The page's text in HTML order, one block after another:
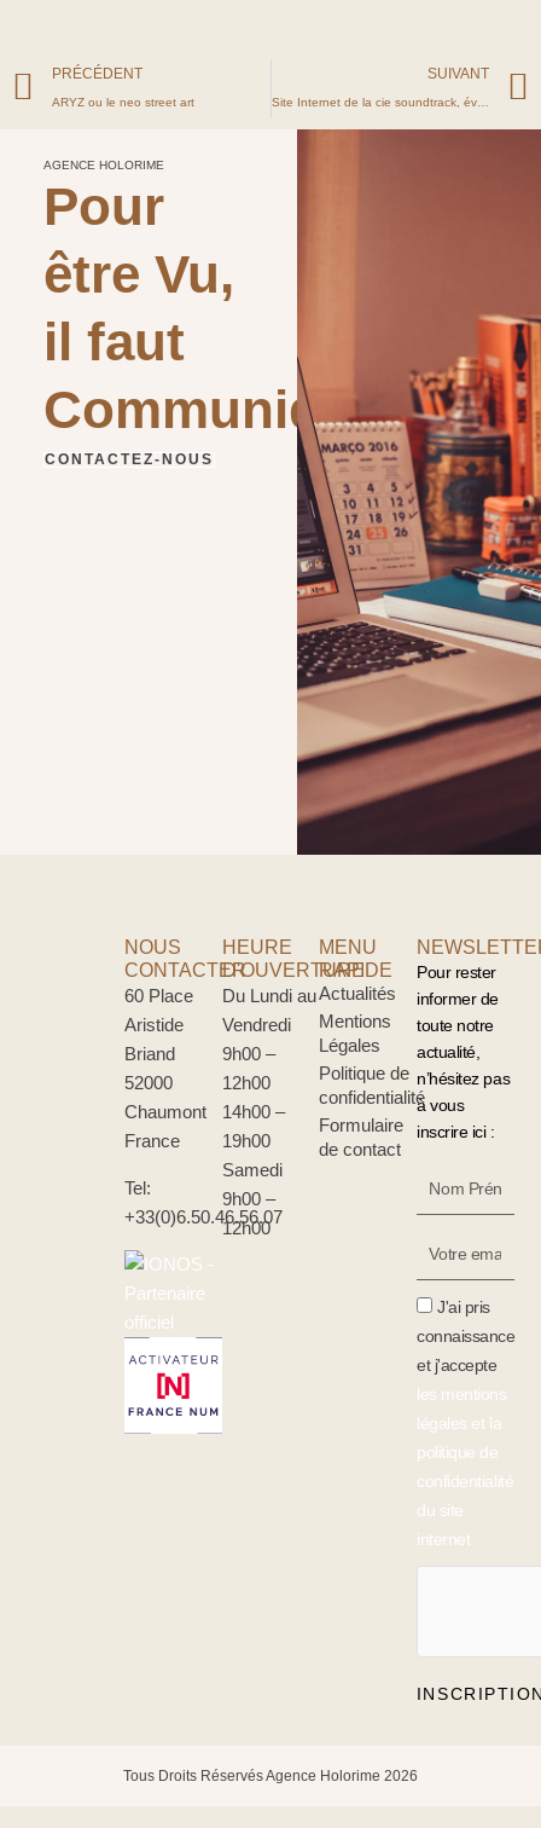
Précédent
PRÉCÉDENT
ARYZ ou le neo street art
SUIVANT
Site Internet de la cie soundtrack, évolution
AGENCE HOLORIME
Pour
être Vu,
il faut
Communiquer
CONTACTEZ-NOUS
NOUS
CONTACTER
60 Place
Aristide
Briand
52000
Chaumont
France
Tel:
+33(0)6.50.46.56.07
HEURE
D'OUVERTURE
Du Lundi au
Vendredi
9h00 –
12h00
14h00 –
19h00
Samedi
9h00 –
12h00
MENU
RAPIDE
Actualités
Mentions
Légales
Politique de
confidentialité
Formulaire
de contact
Pour rester
informer de
toute notre
actualité,
n’hésitez pas
à vous
inscrire ici :
J'ai pris
connaissance
et j'accepte
les mentions
légales et la
politique de
confidentialité
du site
internet
Tous Droits Réservés Agence Holorime 2026